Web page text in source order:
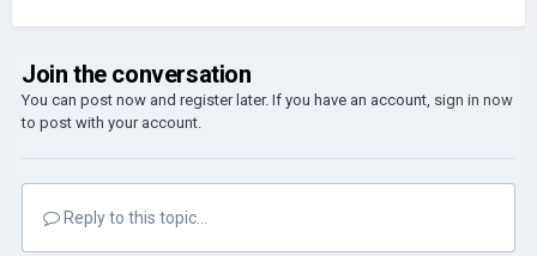
Join the conversation
You can post now and register later. If you have an account, sign in now
to post with your account.
Reply to this topic...